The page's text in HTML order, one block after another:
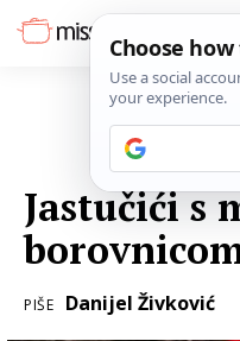
Jastučići s
PIŠE Danijel Živković